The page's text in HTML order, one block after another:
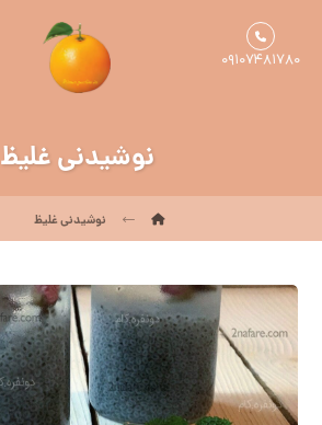
۰۹۱۰۷۴۸۱۷۸۰
نوشیدنی غلیظ
نوشیدنی غلیظ